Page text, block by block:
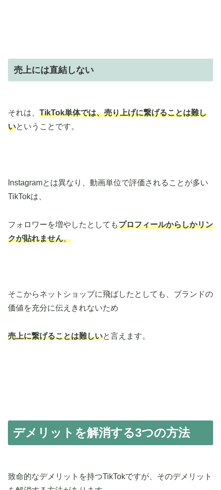
売上には直結しない
それは、 TikTok単体では、売り上げに繋げることは難し
いということです。
Instagramとは異なり、動画単位で評価されることが多い
TikTokは、
フォロワーを増やしたとしてもプロフィールからしかリン
クが貼れません。
そこからネットショップに飛ばしたとしても、ブランドの
価値を充分に伝えきれないため
売上に繋げることは難しいと言えます。
デメリットを解消する3つの方法
致命的なデメリットを持つTikTokですが、そのデメリット